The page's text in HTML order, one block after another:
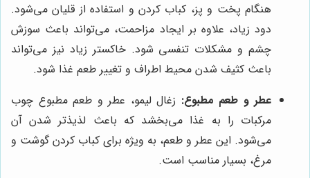
هنگام پخت و پز، کباب کردن و استفاده از قلیان می‌شود.
دود زیاد، علاوه بر ایجاد مزاحمت، می‌تواند باعث سوزش
چشم و مشکلات تنفسی شود. خاکستر زیاد نیز می‌تواند
باعث کثیف شدن محیط اطراف و تغییر طعم غذا شود.
عطر و طعم مطبوع: زغال لیمو، عطر و طعم مطبوع چوب
مرکبات را به غذا می‌بخشد که باعث لذیذتر شدن آن
می‌شود. این عطر و طعم، به ویژه برای کباب کردن گوشت و
مرغ، بسیار مناسب است.